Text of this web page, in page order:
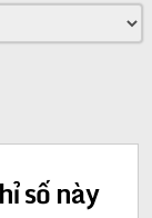
số này